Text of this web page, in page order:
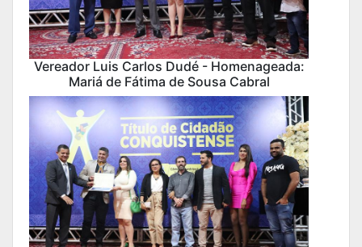
Vereador Luis Carlos Dudé - Homenageada:
Mariá de Fátima de Sousa Cabral